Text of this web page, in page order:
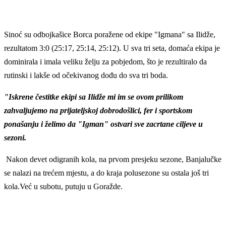
Sinoć su odbojkašice Borca poražene od ekipe "Igmana" sa Ilidže,
rezultatom 3:0 (25:17, 25:14, 25:12). U sva tri seta, domaća ekipa je
dominirala i imala veliku želju za pobjedom, što je rezultiralo da
rutinski i lakše od očekivanog dođu do sva tri boda.
"Iskrene čestitke ekipi sa Ilidže mi im se ovom prilikom
zahvaljujemo na prijateljskoj dobrodošlici, fer i sportskom
ponašanju i želimo da "Igman" ostvari sve zacrtane ciljeve u
sezoni.
Nakon devet odigranih kola, na prvom presjeku sezone, Banjalučke
se nalazi na trećem mjestu, a do kraja polusezone su ostala još tri
kola.Već u subotu, putuju u Goražde.